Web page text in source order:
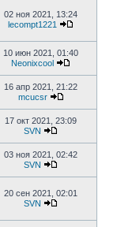
02 ноя 2021, 13:24
lecompt1221
10 июн 2021, 01:40
Neonixcool
16 апр 2021, 21:22
mcucsr
17 окт 2021, 23:09
SVN
03 ноя 2021, 02:42
SVN
20 сен 2021, 02:01
SVN